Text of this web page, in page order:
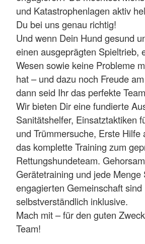
und Katastrophenlagen aktiv
Du bei uns genau richtig!
Und wenn Dein Hund gesund
einen ausgeprägten Spieltrieb,
Wesen sowie keine Probleme
hat – und dazu noch Freude
dann seid Ihr das perfekte
Wir bieten Dir eine fundierte
Sanitätshelfer, Einsatztaktiken
und Trümmersuche, Erste Hilfe
das komplette Training zum
Rettungshundeteam.
Gerätetraining und jede Menge
engagierten Gemeinschaft sind
selbstverständlich inklusive.
Mach mit – für den guten
Team!